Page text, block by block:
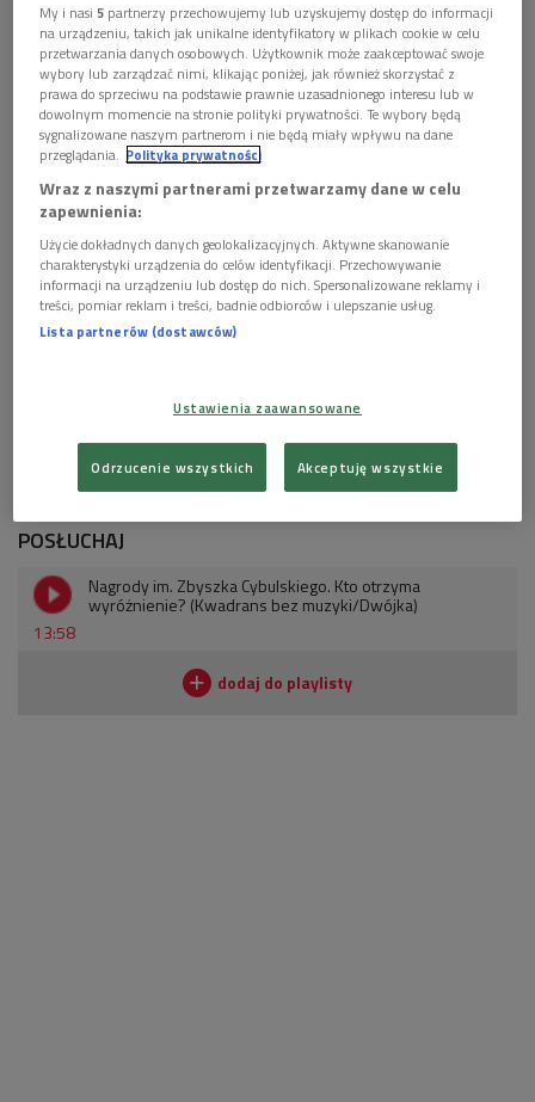
Od lewej: Jędrzej Hycnar, Filip Pławiak i Sandra Drzymalska
Foto: Katarzyna
Rainka
Nominacje do Nagrody im. Zbyszka Cybulskiego 2024
otrzymali:
Sandra Drzymalska za rolę w filmie "Simona Kossak",
Jędrzej Hycnar za rolę w filmie "Napad",
Filip Pławiak za rolę w filmie "Biała odwaga"
Julian Świeżewski za rolę w filmie – "Biała odwaga".
POSŁUCHAJ
13:58
Nagrody im. Zbyszka Cybulskiego. Kto otrzyma
wyróżnienie? (Kwadrans bez muzyki/Dwójka)
My i nasi5 partnerzy przechowujemy lub uzyskujemy dostęp do informacji
na urządzeniu, takich jak unikalne identyfikatory w plikach cookie w celu
przetwarzania danych osobowych. Użytkownik może zaakceptować swoje
wybory lub zarządzać nimi, klikając poniżej, jak również skorzystać z
prawa do sprzeciwu na podstawie prawnie uzasadnionego interesu lub w
dowolnym momencie na stronie polityki prywatności. Te wybory będą
sygnalizowane naszym partnerom i nie będą miały wpływu na dane
przeglądania. Polityka prywatności
Wraz z naszymi partnerami przetwarzamy dane w celu
zapewnienia:
Użycie dokładnych danych geolokalizacyjnych. Aktywne skanowanie
charakterystyki urządzenia do celów identyfikacji. Przechowywanie
informacji na urządzeniu lub dostęp do nich. Spersonalizowane reklamy i
treści, pomiar reklam i treści, badnie odbiorców i ulepszanie usług.
Lista partnerów (dostawców)
Ustawienia zaawansowane
Odrzucenie wszystkich Akceptuję wszystkie